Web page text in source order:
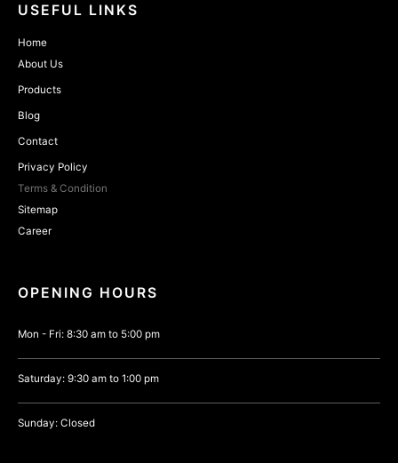
USEFUL LINKS
Home
About Us
Products
Blog
Contact
Privacy Policy
Terms & Condition
Sitemap
Career
OPENING HOURS
Mon - Fri: 8:30 am to 5:00 pm
Saturday: 9:30 am to 1:00 pm
Sunday: Closed